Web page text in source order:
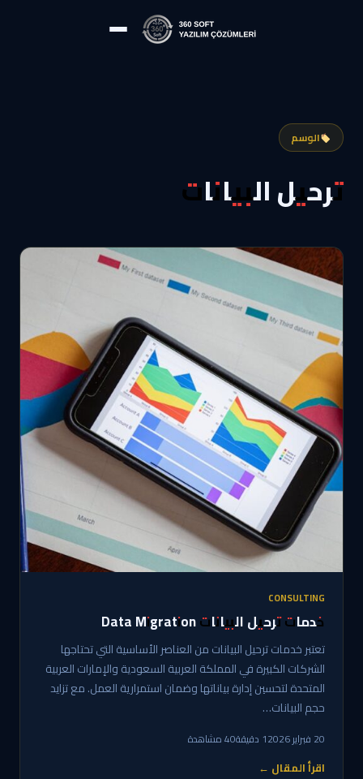
الوسم
ترحيل البيانات
CONSULTING
خدمات ترحيل البيانات Data Migration
تعتبر خدمات ترحيل البيانات من العناصر الأساسية التي تحتاجها
الشركات الكبيرة في المملكة العربية السعودية والإمارات العربية
المتحدة لتحسين إدارة بياناتها وضمان استمرارية العمل. مع تزايد
حجم البيانات…
20 فبراير 2026 1 دقيقة 40 مشاهدة
اقرأ المقال ←